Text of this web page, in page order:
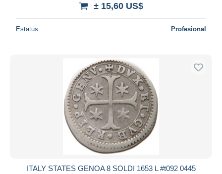
± 15,60 US$
Estatus Profesional
ITALY STATES GENOA 8 SOLDI 1653 L #t092 0445